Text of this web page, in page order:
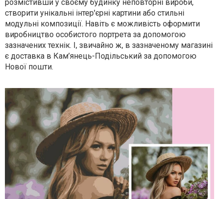
розмістивши у своєму будинку неповторні вироби,
створити унікальні інтер'єрні картини або стильні
модульні композиції. Навіть є можливість оформити
виробництво особистого портрета за допомогою
зазначених технік. І, звичайно ж, в зазначеному магазині
є доставка в Кам’янець-Подільський за допомогою
Нової пошти.